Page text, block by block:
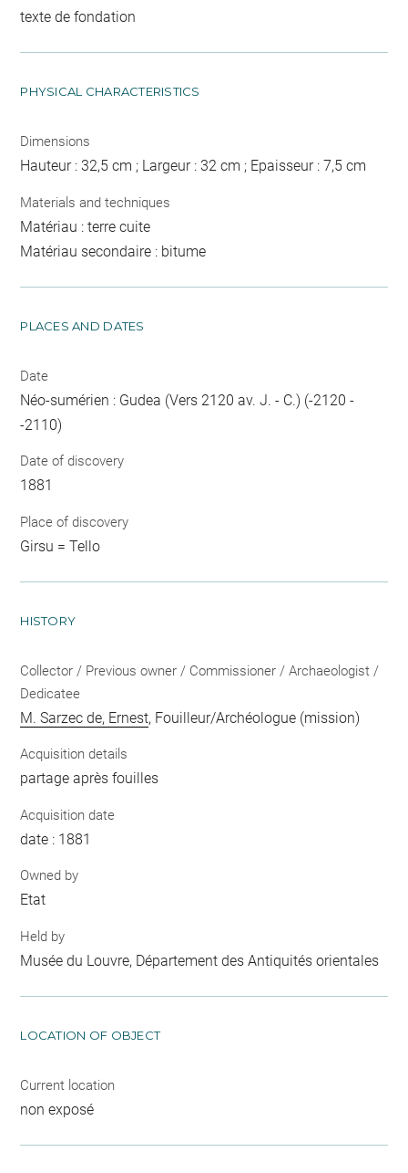
texte de fondation
PHYSICAL CHARACTERISTICS
Dimensions
Hauteur : 32,5 cm ; Largeur : 32 cm ; Epaisseur : 7,5 cm
Materials and techniques
Matériau : terre cuite
Matériau secondaire : bitume
PLACES AND DATES
Date
Néo-sumérien : Gudea (Vers 2120 av. J. - C.) (-2120 -
-2110)
Date of discovery
1881
Place of discovery
Girsu = Tello
HISTORY
Collector / Previous owner / Commissioner / Archaeologist /
Dedicatee
M. Sarzec de, Ernest, Fouilleur/Archéologue (mission)
Acquisition details
partage après fouilles
Acquisition date
date : 1881
Owned by
Etat
Held by
Musée du Louvre, Département des Antiquités orientales
LOCATION OF OBJECT
Current location
non exposé